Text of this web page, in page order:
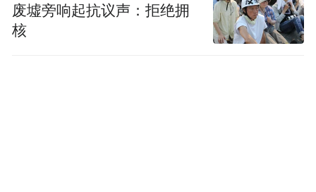
废墟旁响起抗议声：拒绝拥
核